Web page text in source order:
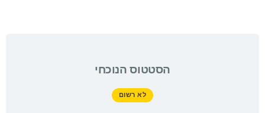
הסטטוס הנוכחי
לא רשום